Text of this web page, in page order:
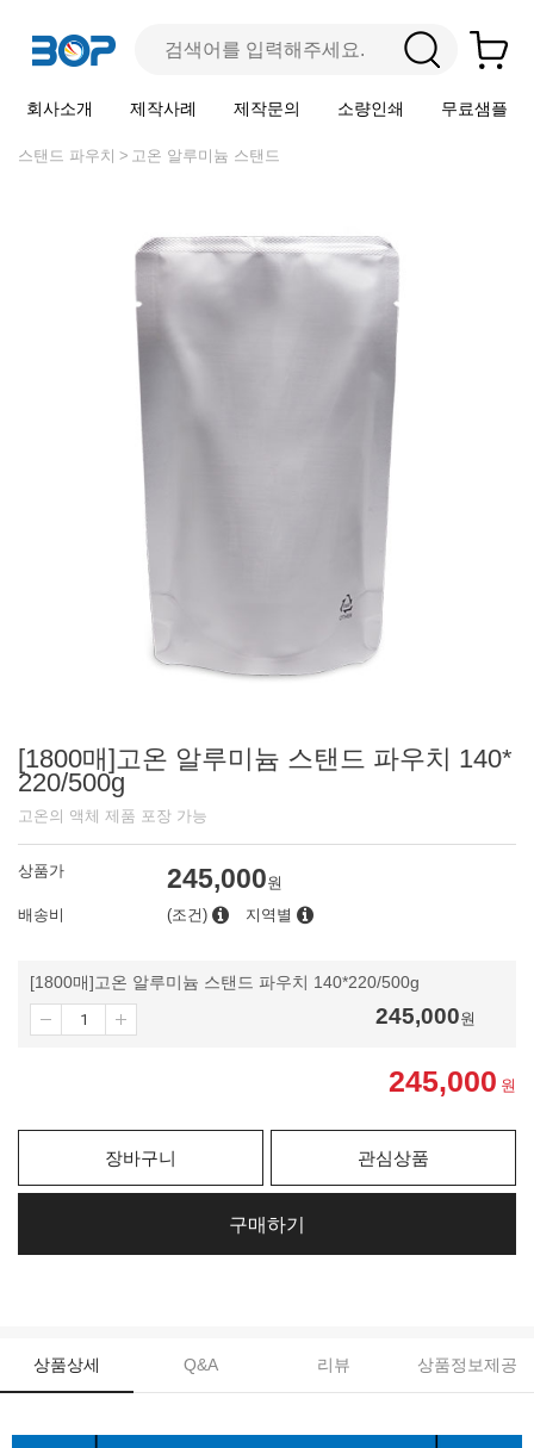
회사소개 제작사례 제작문의 소량인쇄 무료샘플
스탠드 파우치 고온 알루미늄 스탠드
[1800매]고온 알루미늄 스탠드 파우치 140*
220/500g
고온의 액체 제품 포장 가능
상품가 245,000원
배송비
(조건) 지역별
[1800매]고온 알루미늄 스탠드 파우치 140*220/500g
245,000원
245,000 원
장바구니 관심상품
구매하기
상품상세 Q&A 리뷰 상품정보제공